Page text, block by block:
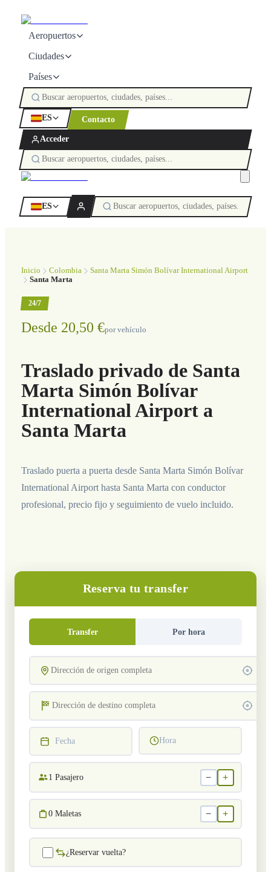
Aeropuertos
Ciudades
Países
ES Contacto
Acceder
ES
Inicio Colombia
Santa Marta Simón Bolívar International Airport
Santa Marta
24/7
Desde 20,50 €por vehículo
Traslado privado de Santa
Marta Simón Bolívar
International Airport a
Santa Marta
Traslado puerta a puerta desde Santa Marta Simón Bolívar
International Airport hasta Santa Marta con conductor
profesional, precio fijo y seguimiento de vuelo incluido.
Reserva tu transfer
Transfer Por hora
Fecha Hora
1 Pasajero − +
0 Maletas − +
¿Reservar vuelta?